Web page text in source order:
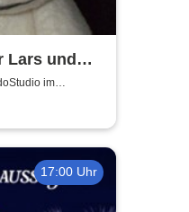
Lars und
im
17:00 Uhr